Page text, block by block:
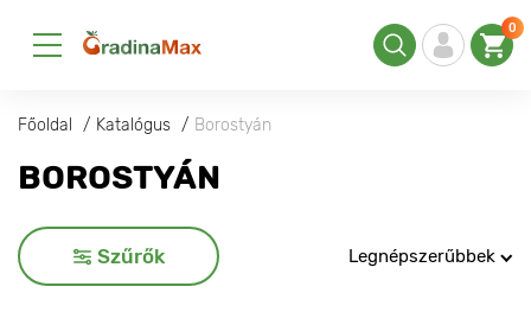
0
Főoldal Katalógus Borostyán
BOROSTYÁN
Szűrők Legnépszerűbbek